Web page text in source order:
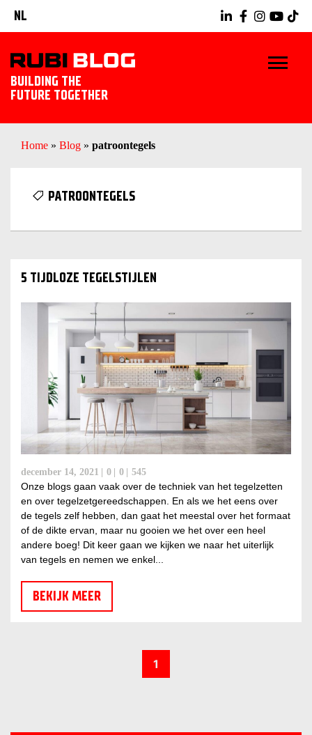
NL
BUILDING THE
FUTURE TOGETHER
HOME
ONTDEK RUBI
Home » Blog » patroontegels
PATROONTEGELS
5 TIJDLOZE TEGELSTIJLEN
december 14, 2021 0 0 545
Onze blogs gaan vaak over de techniek van het tegelzetten
en over tegelzetgereedschappen. En als we het eens over
de tegels zelf hebben, dan gaat het meestal over het formaat
of de dikte ervan, maar nu gooien we het over een heel
andere boeg! Dit keer gaan we kijken we naar het uiterlijk
van tegels en nemen we enkel...
BEKIJK MEER
1